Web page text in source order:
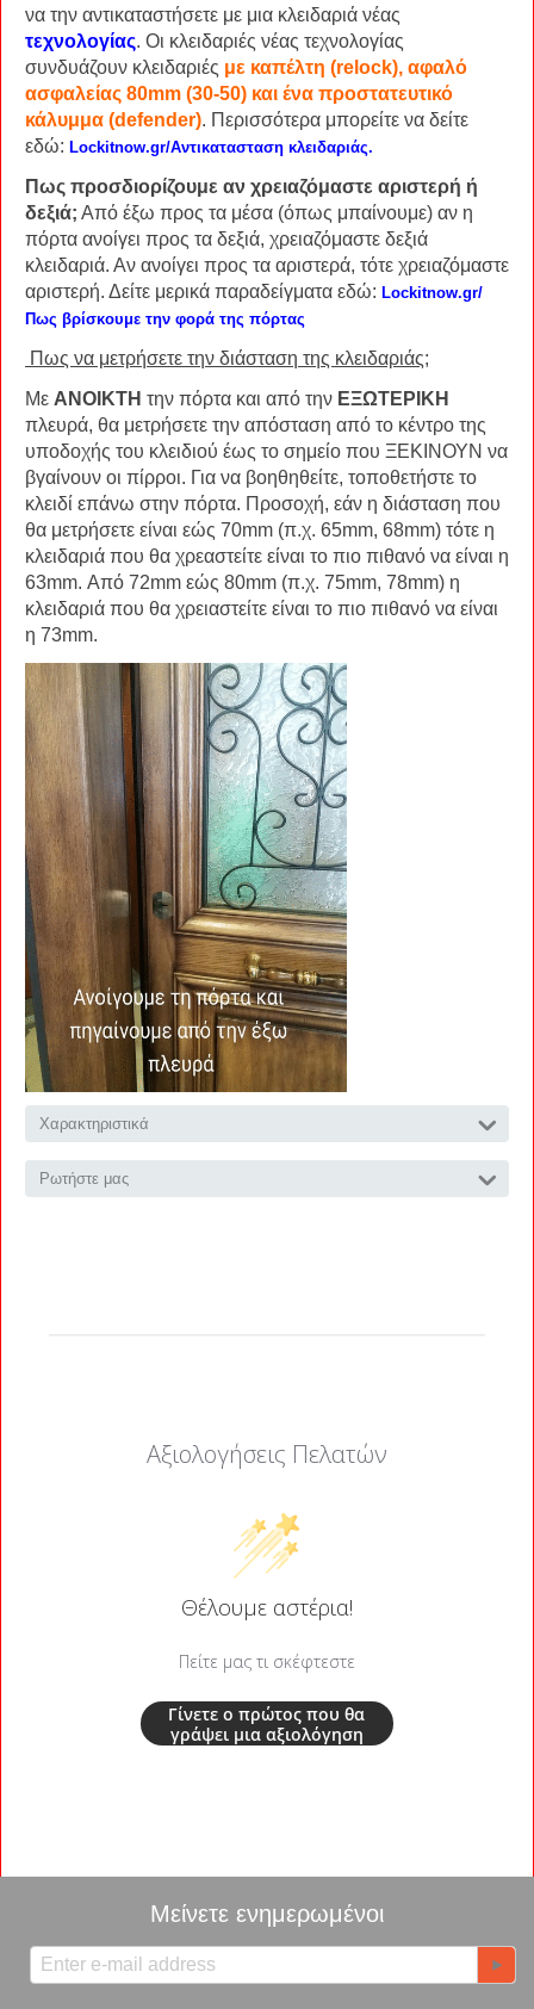
να την αντικαταστήσετε με μια κλειδαριά νέας
τεχνολογίας. Οι κλειδαριές νέας τεχνολογίας
συνδυάζουν κλειδαριές με καπέλτη (relock), αφαλό
ασφαλείας 80mm (30-50) και ένα προστατευτικό
κάλυμμα (defender). Περισσότερα μπορείτε να δείτε
εδώ: Lockitnow.gr/Αντικατασταση κλειδαριάς.
Πως προσδιορίζουμε αν χρειαζόμαστε αριστερή ή
δεξιά; Από έξω προς τα μέσα (όπως μπαίνουμε) αν η
πόρτα ανοίγει προς τα δεξιά, χρειαζόμαστε δεξιά
κλειδαριά. Αν ανοίγει προς τα αριστερά, τότε χρειαζόμαστε
αριστερή. Δείτε μερικά παραδείγματα εδώ: Lockitnow.gr/
Πως βρίσκουμε την φορά της πόρτας
Πως να μετρήσετε την διάσταση της κλειδαριάς;
Με ΑΝΟΙΚΤΗ την πόρτα και από την ΕΞΩΤΕΡΙΚΗ
πλευρά, θα μετρήσετε την απόσταση από το κέντρο της
υποδοχής του κλειδιού έως το σημείο που ΞΕΚΙΝΟΥΝ να
βγαίνουν οι πίρροι. Για να βοηθηθείτε, τοποθετήστε το
κλειδί επάνω στην πόρτα. Προσοχή, εάν η διάσταση που
θα μετρήσετε είναι εώς 70mm (π.χ. 65mm, 68mm) τότε η
κλειδαριά που θα χρεαστείτε είναι το πιο πιθανό να είναι η
63mm. Από 72mm εώς 80mm (π.χ. 75mm, 78mm) η
κλειδαριά που θα χρειαστείτε είναι το πιο πιθανό να είναι
η 73mm.
Χαρακτηριστικά
Ρωτήστε μας
Αξιολογήσεις Πελατών
Θέλουμε αστέρια!
Πείτε μας τι σκέφτεστε
Γίνετε ο πρώτος που θα
γράψει μια αξιολόγηση
Μείνετε ενημερωμένοι